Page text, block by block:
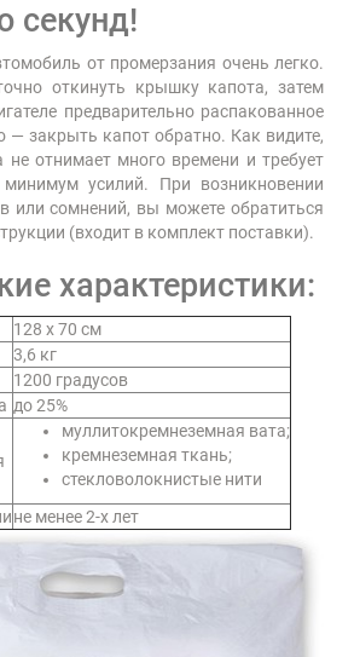
секунд!
от промерзания очень легко.
откинуть крышку капота, затем
предварительно распакованное
— закрыть капот обратно. Как видите,
не отнимает много времени и требует
минимум усилий. При возникновении
или сомнений, вы можете обратиться
(входит в комплект поставки).
характеристики:
128 x 70 см
3,6 кг
1200 градусов
до 25%
муллитокремнеземная вата;
кремнеземная ткань;
стекловолокнистые нити
не менее 2-х лет